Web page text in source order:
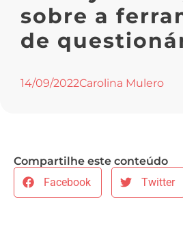
sobre a
de
14/09/2022Carolina Mulero
Compartilhe este conteúdo
Facebook
Twitter